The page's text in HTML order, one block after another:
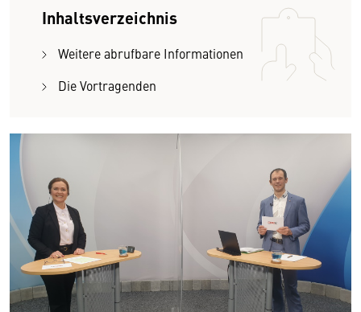
Inhaltsverzeichnis
Weitere abrufbare Informationen
Die Vortragenden